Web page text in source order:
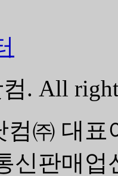
. All
컴㈜ 대
신판매